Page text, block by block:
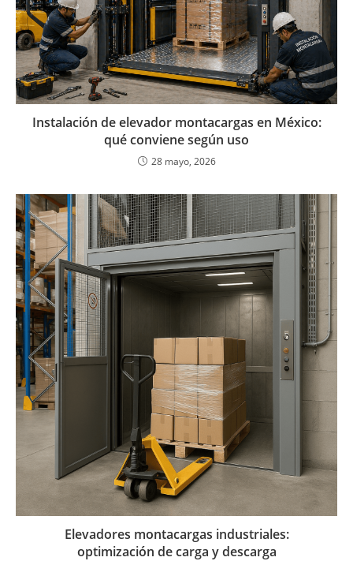
Instalación de elevador montacargas en México:
qué conviene según uso
28 mayo, 2026
Elevadores montacargas industriales:
optimización de carga y descarga